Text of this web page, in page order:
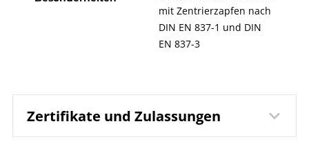
mit Zentrierzapfen nach
DIN EN 837-1 und DIN
EN 837-3
Zertifikate und Zulassungen